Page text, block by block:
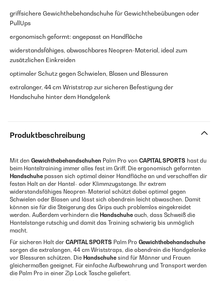
griffsichere Gewichthebehandschuhe für Gewichthebeübungen oder
PullUps
ergonomisch geformt: angepasst an Handfläche
widerstandsfähiges, abwaschbares Neopren-Material, ideal zum
zusätzlichen Einkreiden
optimaler Schutz gegen Schwielen, Blasen und Blessuren
extralanger, 44 cm Wriststrap zur sicheren Befestigung der
Handschuhe hinter dem Handgelenk
Produktbeschreibung
Mit den Gewichthebehandschuhen Palm Pro von CAPITAL SPORTS hast du
beim Hanteltraining immer alles fest im Griff. Die ergonomisch geformten
Handschuhe passen sich optimal deiner Handfläche an und verschaffen dir
festen Halt an der Hantel- oder Klimmzugstange. Ihr extrem
widerstandsfähiges Neopren-Material schützt dabei optimal gegen
Schwielen oder Blasen und lässt sich obendrein leicht abwaschen. Damit
können sie für die Steigerung des Grips auch problemlos eingekreidet
werden. Außerdem verhindern die Handschuhe auch, dass Schweiß die
Hantelstange rutschig und damit das Training schwierig bis unmöglich
macht.
Für sicheren Halt der CAPITAL SPORTS Palm Pro Gewichthebehandschuhe
sorgen die extralangen, 44 cm Wriststraps, die obendrein die Handgelenke
vor Blessuren schützen. Die Handschuhe sind für Männer und Frauen
gleichermaßen geeignet. Für einfache Aufbewahrung und Transport werden
die Palm Pro in einer Zip Lock Tasche geliefert.